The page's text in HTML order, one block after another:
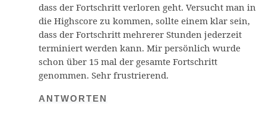
dass der Fortschritt verloren geht. Versucht man in
die Highscore zu kommen, sollte einem klar sein,
dass der Fortschritt mehrerer Stunden jederzeit
terminiert werden kann. Mir persönlich wurde
schon über 15 mal der gesamte Fortschritt
genommen. Sehr frustrierend.
ANTWORTEN